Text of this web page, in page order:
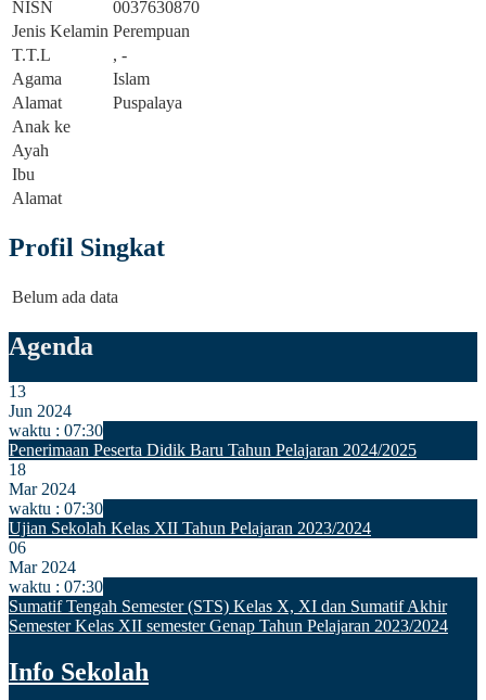
NISN
0037630870
Jenis Kelamin Perempuan
T.T.L
, -
Agama
Islam
Alamat
Puspalaya
Anak ke
Ayah
Ibu
Alamat
Profil Singkat
Belum ada data
Agenda
13
Jun 2024
waktu : 07:30
Penerimaan Peserta Didik Baru Tahun Pelajaran 2024/2025
18
Mar 2024
waktu : 07:30
Ujian Sekolah Kelas XII Tahun Pelajaran 2023/2024
06
Mar 2024
waktu : 07:30
Sumatif Tengah Semester (STS) Kelas X, XI dan Sumatif Akhir
Semester Kelas XII semester Genap Tahun Pelajaran 2023/2024
Info Sekolah